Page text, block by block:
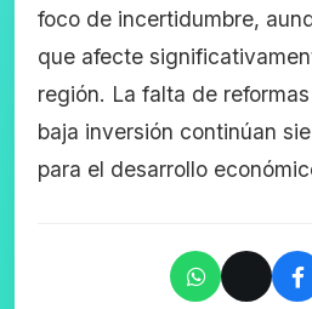
foco de incertidumbre,
que afecte
región. La falta de
baja inversión continúan
para el desarrollo